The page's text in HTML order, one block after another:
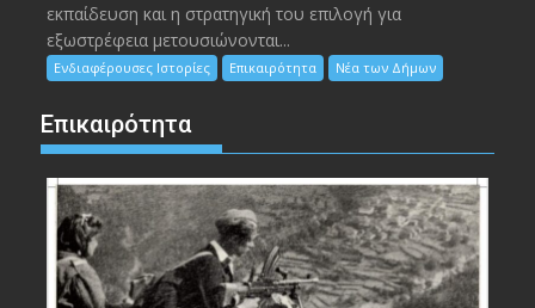
εκπαίδευση και η στρατηγική του επιλογή για
εξωστρέφεια μετουσιώνονται...
Ενδιαφέρουσες Ιστορίες Επικαιρότητα Νέα των Δήμων
Επικαιρότητα